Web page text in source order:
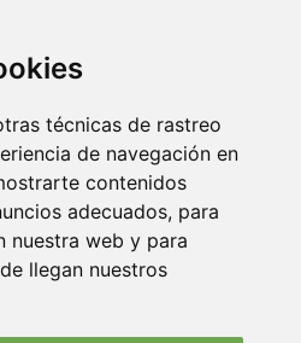
técnicas de rastreo
de navegación en
contenidos
adecuados, para
nuestra web y para
llegan nuestros
Salburua 8, planta 3, 01002 - Vitoria-